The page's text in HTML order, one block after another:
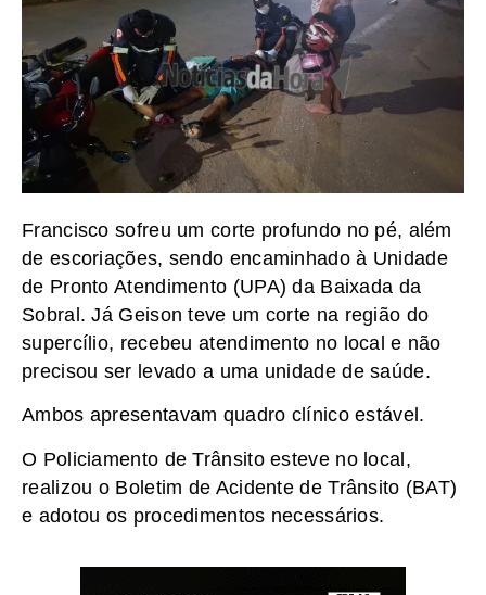
Francisco sofreu um corte profundo no pé, além
de escoriações, sendo encaminhado à Unidade
de Pronto Atendimento (UPA) da Baixada da
Sobral. Já Geison teve um corte na região do
supercílio, recebeu atendimento no local e não
precisou ser levado a uma unidade de saúde.
Ambos apresentavam quadro clínico estável.
O Policiamento de Trânsito esteve no local,
realizou o Boletim de Acidente de Trânsito (BAT)
e adotou os procedimentos necessários.